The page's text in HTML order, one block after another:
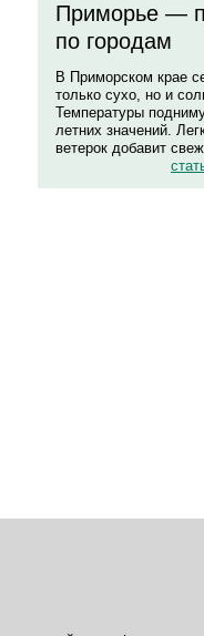
Приморье —
по городам
В Приморском крае
только сухо, но и
Температуры
летних значений.
ветерок добавит